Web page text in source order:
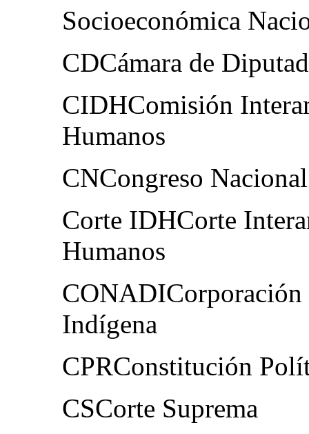
Socioeconómica
CDCámara de
CIDHComisión
Humanos
CNCongreso Nacional
Corte IDHCorte
Humanos
CONADICorporación
Indígena
CPRConstitución
CSCorte Suprema